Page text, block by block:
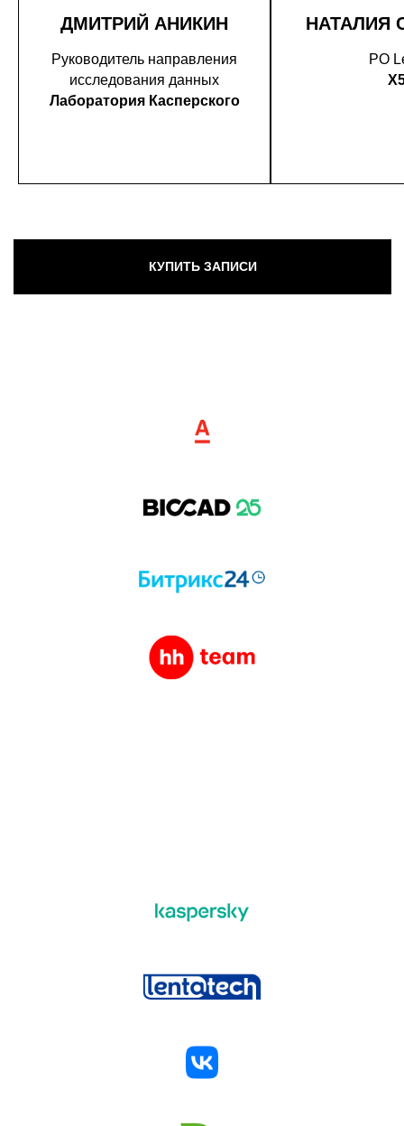
ДМИТРИЙ АНИКИН
Руководитель направления
исследования данных
Лаборатория Касперского
НАТАЛИЯ
PO